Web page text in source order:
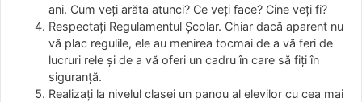
ani. Cum veţi arăta atunci? Ce veţi face? Cine veţi fi?
Respectaţi Regulamentul Şcolar. Chiar dacă aparent nu
vă plac regulile, ele au menirea tocmai de a vă feri de
lucruri rele şi de a vă oferi un cadru în care să fiţi în
siguranţă.
Realizaţi la nivelul clasei un panou al elevilor cu cea mai